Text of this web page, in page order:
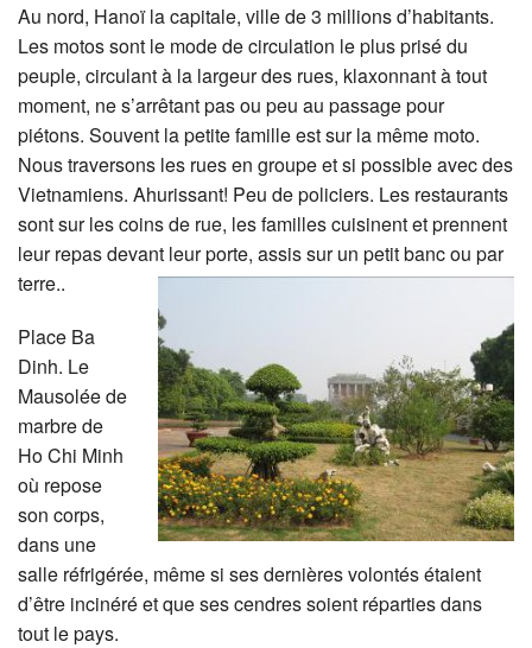
Au nord, Hanoï la capitale, ville de 3 millions d’habitants.
Les motos sont le mode de circulation le plus prisé du
peuple, circulant à la largeur des rues, klaxonnant à tout
moment, ne s’arrêtant pas ou peu au passage pour
piétons. Souvent la petite famille est sur la même moto.
Nous traversons les rues en groupe et si possible avec des
Vietnamiens. Ahurissant! Peu de policiers. Les restaurants
sont sur les coins de rue, les familles cuisinent et prennent
leur repas devant leur porte, assis sur un petit banc ou par
terre..
Place Ba
Dinh. Le
Mausolée de
marbre de
Ho Chi Minh
où repose
son corps,
dans une
salle réfrigérée, même si ses dernières volontés étaient
d’être incinéré et que ses cendres soient réparties dans
tout le pays.